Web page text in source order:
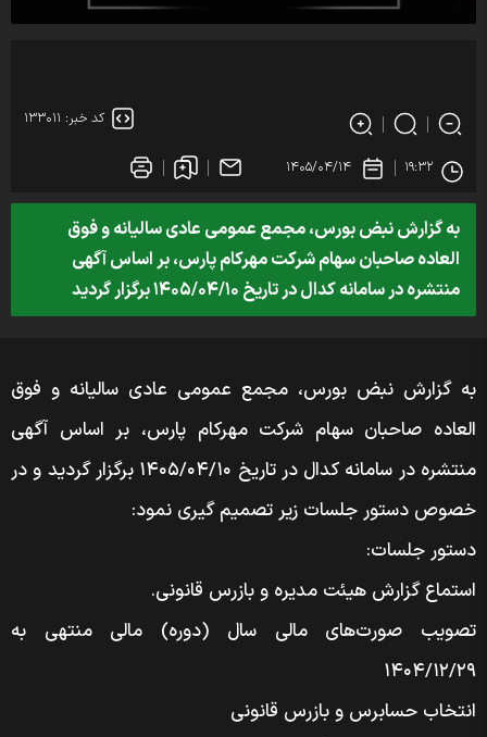
کد خبر: ۱۳۳۰۱۱
۱۹:۳۲ ۱۴۰۵/۰۴/۱۴
به گزارش نبض بورس، مجمع عمومی عادی سالیانه و فوق
العاده صاحبان سهام شرکت مهرکام پارس، بر اساس آگهی
منتشره در سامانه کدال در تاریخ ۱۴۰۵/۰۴/۱۰ برگزار گردید
به گزارش نبض بورس، مجمع عمومی عادی سالیانه و فوق
العاده صاحبان سهام شرکت مهرکام پارس، بر اساس آگهی
منتشره در سامانه کدال در تاریخ ۱۴۰۵/۰۴/۱۰ برگزار گردید و در
خصوص دستور جلسات زیر تصمیم گیری نمود:
دستور جلسات:
استماع گزارش هیئت مدیره و بازرس قانونی.
تصویب صورت‌های مالی سال (دوره) مالی منتهی به
۱۴۰۴/۱۲/۲۹
انتخاب حسابرس و بازرس قانونی